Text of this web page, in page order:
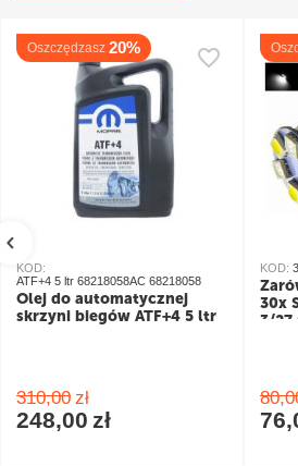
Oszczędzasz 20%
KOD:
ATF+4 5 ltr 68218058AC 68218058
Olej do automatycznej
skrzyni biegów ATF+4 5 ltr
310,00 zł
248,00 zł
KOD:
30x
3/27